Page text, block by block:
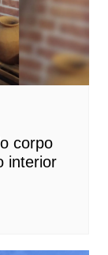
corpo
interior